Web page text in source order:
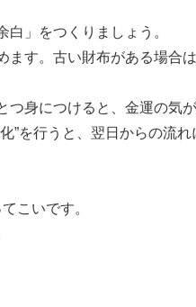
」をつくりましょう。
す。古い財布がある場合
身につけると、金運の気が
を行うと、翌日からの流れ
こいです。